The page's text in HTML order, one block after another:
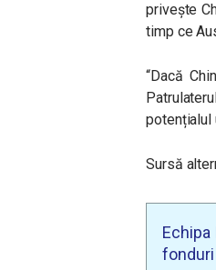
privește
timp ce
“Dacă
potențialul
Sursă